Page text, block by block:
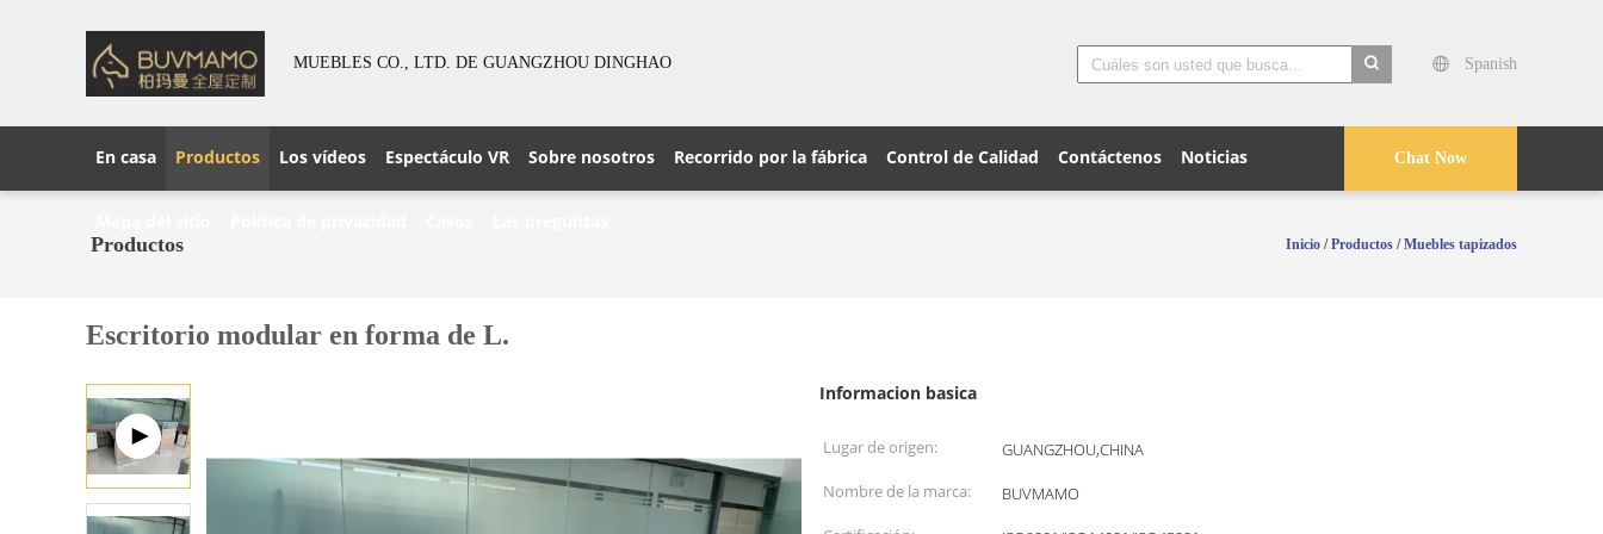
MUEBLES CO., LTD. DE GUANGZHOU DINGHAO
Spanish
Chat Now
En casa Productos Los vídeos Espectáculo VR Sobre nosotros Recorrido por la fábrica Control de Calidad Contáctenos Noticias
Productos Inicio /Productos /Muebles tapizados
Escritorio modular en forma de L.
Informacion basica
Lugar de origen:
GUANGZHOU,CHINA
Nombre de la marca:
BUVMAMO